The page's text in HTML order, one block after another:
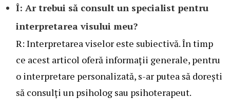
Î: Ar trebui să consult un specialist pentru
interpretarea visului meu?
R: Interpretarea viselor este subiectivă. În timp
ce acest articol oferă informații generale, pentru
o interpretare personalizată, s-ar putea să dorești
să consulți un psiholog sau psihoterapeut.